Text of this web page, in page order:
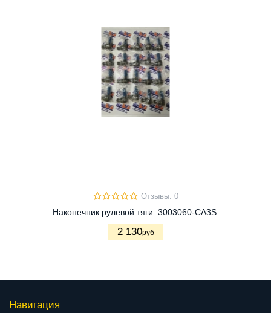
Отзывы: 0
Наконечник рулевой тяги. 3003060-CA3S.
2 130руб
Навигация